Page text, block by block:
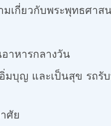
ยวกับพระพุทธศาส
ารกลางวัน
ละเป็นสุข รถรับพ
ย